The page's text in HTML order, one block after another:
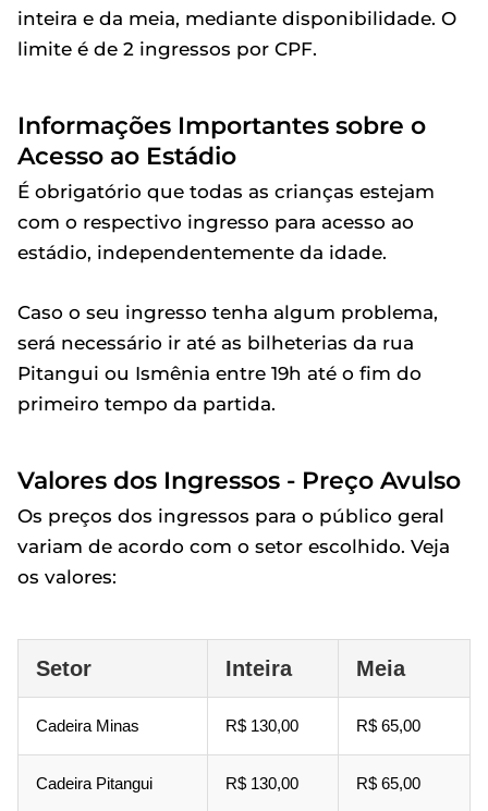
inteira e da meia, mediante disponibilidade. O
limite é de 2 ingressos por CPF.
Informações Importantes sobre o
Acesso ao Estádio
É obrigatório que todas as crianças estejam
com o respectivo ingresso para acesso ao
estádio, independentemente da idade.
Caso o seu ingresso tenha algum problema,
será necessário ir até as bilheterias da rua
Pitangui ou Ismênia entre 19h até o fim do
primeiro tempo da partida.
Valores dos Ingressos - Preço Avulso
Os preços dos ingressos para o público geral
variam de acordo com o setor escolhido. Veja
os valores:
Setor Inteira Meia
Cadeira Minas R$ 130,00 R$ 65,00
Cadeira Pitangui R$ 130,00 R$ 65,00